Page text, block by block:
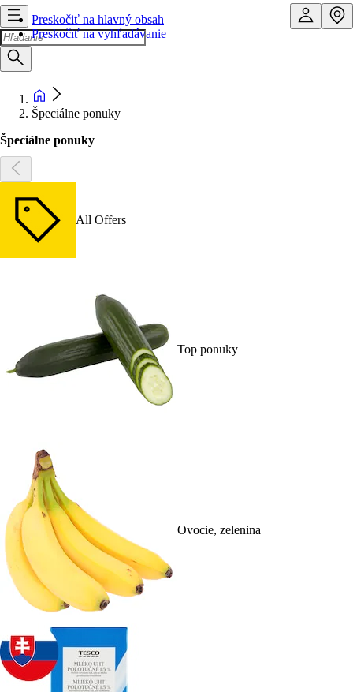
Preskočiť na hlavný obsah
Preskočiť na vyhľadávanie
Špeciálne ponuky
Špeciálne ponuky
All Offers
Top ponuky
Ovocie, zelenina